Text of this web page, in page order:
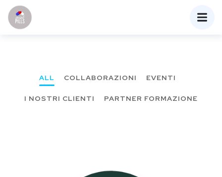
ALL COLLABORAZIONI EVENTI
I NOSTRI CLIENTI PARTNER FORMAZIONE